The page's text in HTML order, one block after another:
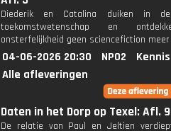
Diederik en Catalina duiken in
toekomstwetenschap en
onsterfelijkheid geen sciencefiction
04-06-2026 20:30 NPO2
Alle afleveringen
Daten in het Dorp op Texel: Afl. 9
De relatie van Paul en Jeltien